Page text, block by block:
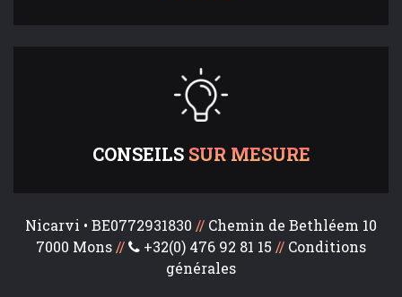
CONSEILS SUR MESURE
Nicarvi • BE0772931830 // Chemin de Bethléem 10
7000 Mons // +32(0) 476 92 81 15 // Conditions
générales